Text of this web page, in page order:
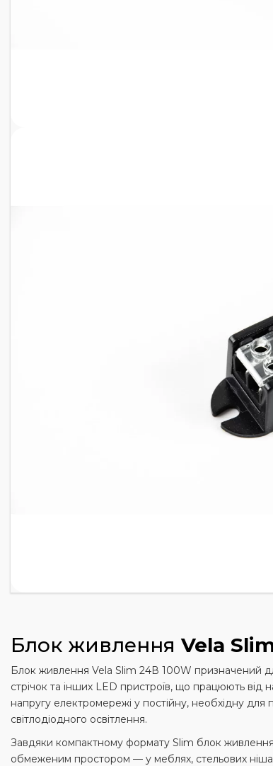
Блок живлення Vela
Блок живлення Vela Slim 24В 100W призначений
стрічок та інших LED пристроїв, що працюють від
напругу електромережі у постійну, необхідну для
світлодіодного освітлення.
Завдяки компактному формату Slim блок живлення
обмеженим простором — у меблях, стельових